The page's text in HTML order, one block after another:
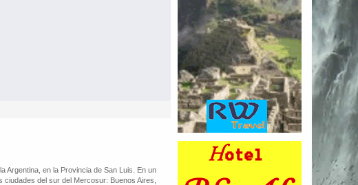
Argentina, en la Provincia de San Luis. En un
del sur del Mercosur: Buenos Aires,